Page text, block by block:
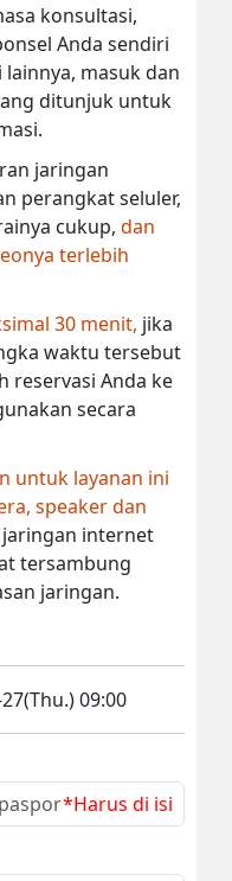
konsultasi,
Anda sendiri
masuk dan
ditunjuk untuk
jaringan
perangkat seluler,
cukup, dan
terlebih
30 menit, jika
waktu tersebut
reservasi Anda ke
secara
untuk layanan ini
speaker dan
jaringan internet
tersambung
jaringan.
09:00
*Harus di isi